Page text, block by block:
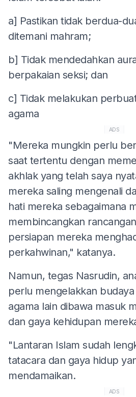
a] Pastikan tidak berdua-
ditemani mahram;
b] Tidak mendedahkan
berpakaian seksi; dan
c] Tidak melakukan
agama
ADS
"Mereka mungkin perlu
saat tertentu dengan
akhlak yang telah saya
mereka saling mengenali
hati mereka sebagaimana
membincangkan
persiapan mereka
perkahwinan," katanya.
Namun, tegas Nasrudin,
perlu mengelakkan
agama lain dibawa masuk
dan gaya kehidupan
"Lantaran Islam sudah
tatacara dan gaya hidup
mendamaikan.
ADS